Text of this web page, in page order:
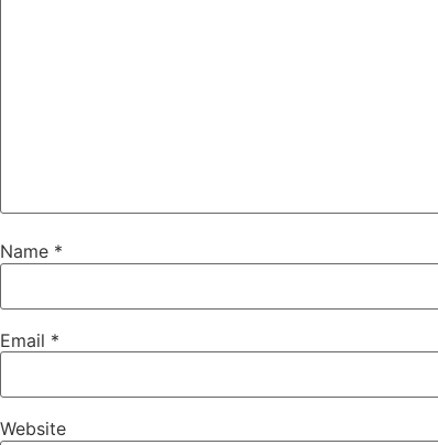
Name *
Email *
Website